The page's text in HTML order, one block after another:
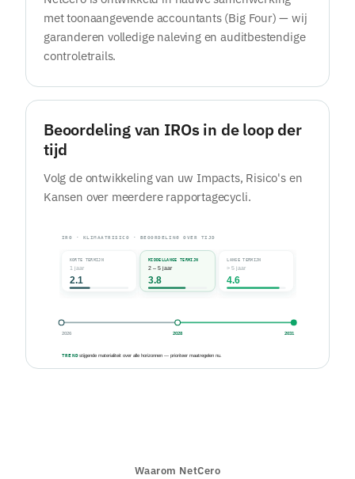
met toonaangevende accountants (Big Four) — wij
garanderen volledige naleving en auditbestendige
controletrails.
Beoordeling van IROs in de loop der
tijd
Volg de ontwikkeling van uw Impacts, Risico's en
Kansen over meerdere rapportagecycli.
Waarom NetCero